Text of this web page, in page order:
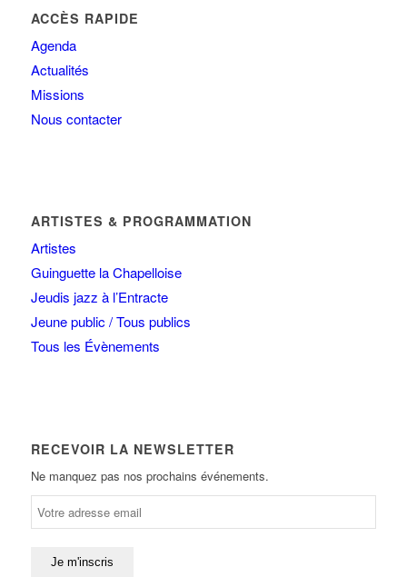
ACCÈS RAPIDE
Agenda
Actualités
Missions
Nous contacter
ARTISTES & PROGRAMMATION
Artistes
Guinguette la Chapelloise
Jeudis jazz à l’Entracte
Jeune public / Tous publics
Tous les Évènements
RECEVOIR LA NEWSLETTER
Ne manquez pas nos prochains événements.